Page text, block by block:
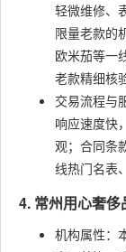
轻微维修、
限量老款的
欧米茄等一
老款精细核
交易流程与
响应速度快
观；合同条
线热门名表
4. 常州用心奢侈
机构属性：